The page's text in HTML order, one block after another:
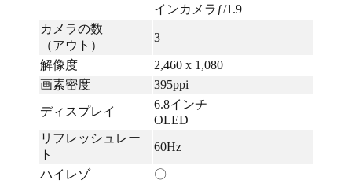
インカメラƒ/1.9
カメラの数
（アウト）
3
解像度
2,460 x 1,080
画素密度
395ppi
ディスプレイ
6.8インチ
OLED
リフレッシュレー
ト
60Hz
ハイレゾ 〇